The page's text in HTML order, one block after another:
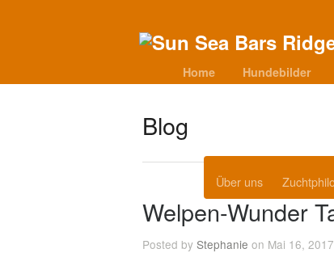
Home Hundebilder
Über uns
Blog
Welpen-Wunder
Posted by Stephanie on Mai 16,